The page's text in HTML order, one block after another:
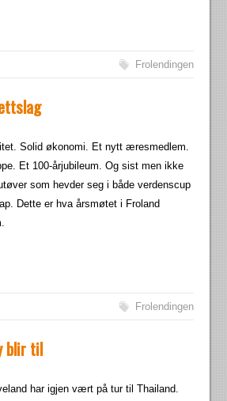
Frolendingen
Solid økonomi. Et nytt æresmedlem.
Et 100-årjubileum. Og sist men ikke
som hevder seg i både verdenscup
Dette er hva årsmøtet i Froland
Frolendingen
blir til
har igjen vært på tur til Thailand.